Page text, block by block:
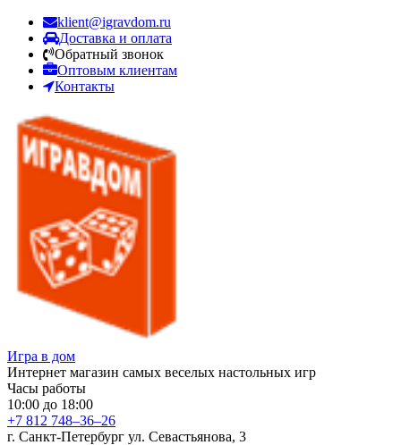
klient@igravdom.ru
Доставка и оплата
Обратный звонок
Оптовым клиентам
Контакты
Игра в дом
Интернет магазин самых веселых настольных игр
Часы работы
10:00 до 18:00
+7 812 748–36–26
г. Санкт-Петербург ул. Севастьянова, 3